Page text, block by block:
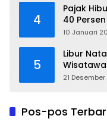
4
Pajak
40 Persen
10 Januari
5
Libur
21
Pos-pos